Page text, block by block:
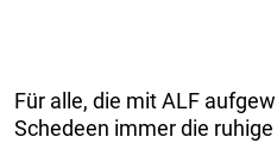
Für alle, die mit ALF
Schedeen immer die